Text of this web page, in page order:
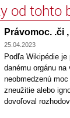
od tohto
Právomoc. .či
25.04.2023
Podľa Wikipédie
danému orgánu
neobmedzenú
zneužitie alebo
dovoľoval